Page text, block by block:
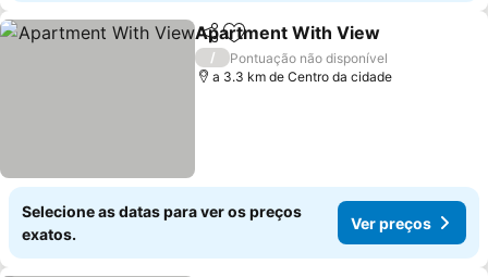
PartilharAdicionar aos favoritos
Apartment With View
/
Pontuação não disponível
a 3.3 km de Centro da cidade
Selecione as datas para ver os preços
exatos.
Ver preços